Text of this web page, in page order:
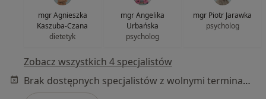
mgr Agnieszka
Kaszuba-Czana
dietetyk
mgr Angelika
Urbańska
psycholog
mgr Piotr Jarawka
psycholog
Zobacz wszystkich 4 specjalistów
Brak dostępnych specjalistów z wolnymi terminami w tym centrum medycznym.